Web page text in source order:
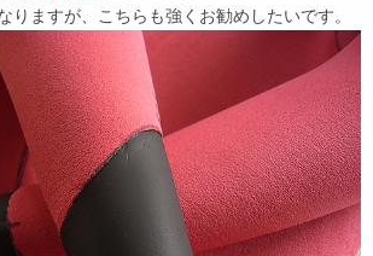
りますが、こちらも強くお勧めしたいです。